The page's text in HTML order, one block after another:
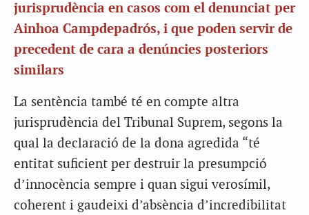
jurisprudència en casos com el denunciat per
Ainhoa Campdepadrós, i que poden servir de
precedent de cara a denúncies posteriors
similars
La sentència també té en compte altra
jurisprudència del Tribunal Suprem, segons la
qual la declaració de la dona agredida “té
entitat suficient per destruir la presumpció
d’innocència sempre i quan sigui verosímil,
coherent i gaudeixi d’absència d’incredibilitat